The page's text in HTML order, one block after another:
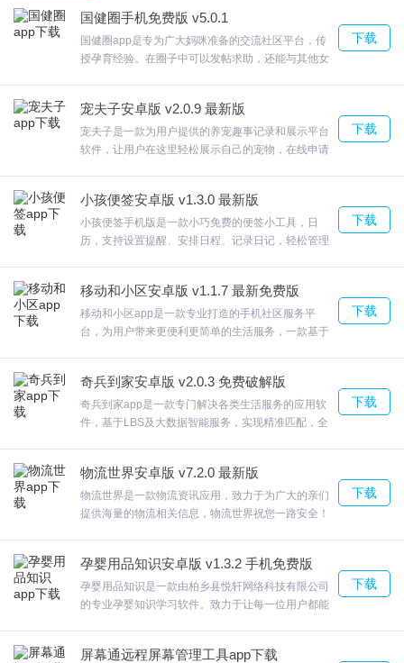
松选。更多好看演出推荐。
1、不定时的为用户提供福利，用户可以在线查看，并且及时领取。
打造的音乐社区平台。
3、为大家带去了最新的演唱会信息和不同的音乐节活动演出，构建
了智能便捷的音乐交流平台。
软件评价
一款超全的新的音乐类软件。是首款以演唱会现场互动为核心的手
供购票选座的服务，还有超多周边可以领取。
国健圈手机免费版 v5.0.1
国健圈app是专为广大妈咪准备的交流社区平台，传
授孕育经验。在圈子中可以发帖求助，还能与其他女
这里有安全期计算器，孕期食谱，入院待产包清单等
孕育工具；欢迎来合众软件园下载体验。
下载
宠夫子安卓版 v2.0.9 最新版
宠夫子是一款为用户提供的养宠趣事记录和展示平台
软件，让用户在这里轻松展示自己的宠物，在线申请
入部落，发布/参加活动，获得一群有共同兴趣的宠
友。让每一个喜欢养宠物的人联系到一起，加入部
落，发现更多养宠日常趣事；欢迎来合众软件园下载
下载
小孩便签安卓版 v1.3.0 最新版
小孩便签手机版是一款小巧免费的便签小工具，日
历，支持设置提醒、安排日程、记录日记，轻松管理
质便签工具，更加的方便简洁；让你能够随时随地轻
松记录，软件功能也十分全面，支持自定义插入图
片、设置字体字号、字体颜色等操作，欢迎来合众软
下载
移动和小区安卓版 v1.1.7 最新免费版
移动和小区app是一款专业打造的手机社区服务平
台，为用户带来更便利更简单的生活服务，一款基于
人同时使用，让家人和朋友一起体验智能生活。一键
报修，进度追踪，让报事维修透明化。动动手指，账
单拜拜，让缴费不费吹灰之力。欢迎来合众软件园下
下载
奇兵到家安卓版 v2.0.3 免费破解版
奇兵到家app是一款专门解决各类生活服务的应用软
件，基于LBS及大数据智能服务，实现精准匹配，全
储，根据需要在前台显示。比如清洁、维修、安装、
家政等等都有，通过app自由发布需求订单，自动将
订单进行了分类，还能线上查看订单完成进度，实时
下载
物流世界安卓版 v7.2.0 最新版
物流世界是一款物流资讯应用，致力于为广大的亲们
提供海量的物流相关信息，物流世界祝您一路安全！
然；欢迎来合众软件园下载体验。
下载
孕婴用品知识安卓版 v1.3.2 手机免费版
孕婴用品知识是一款由柏乡县悦轩网络科技有限公司
的专业孕婴知识学习软件。致力于让每一位用户都能
品等；孕婴用品知识妈妈们能学习到很多孕期的知
下载
屏幕通远程屏幕管理工具app下载